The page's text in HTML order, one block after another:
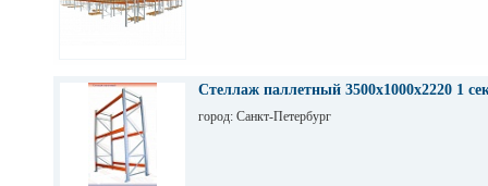
Стеллаж паллетный 3500х1000х2220 1
город: Санкт-Петербург